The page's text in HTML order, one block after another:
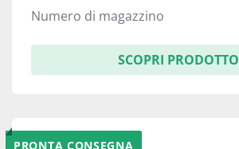
Numero di magazzino
SCOPRI PRODOTTO
PRONTA CONSEGNA